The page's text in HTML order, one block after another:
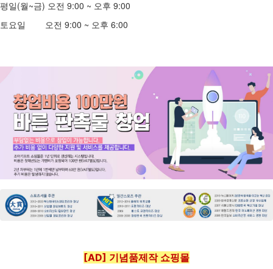
평일(월~금) 오전 9:00 ~ 오후 9:00
토요일 오전 9:00 ~ 오후 6:00
[AD] 기념품제작 쇼핑몰